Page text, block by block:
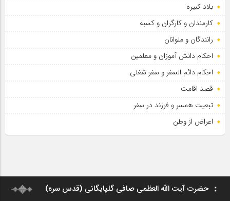
بلاد کبیره
کارمندان و کارگران و کسبه
رانندگان و ملوانان
احکام دانش آموزان و معلمین
احکام دائم السفر و سفر شغلی
قصد اقامت
تبعیت همسر و فرزند در سفر
اعراض از وطن
حضرت آیت الله العظمی صافی گلپایگانی (قدس سره)